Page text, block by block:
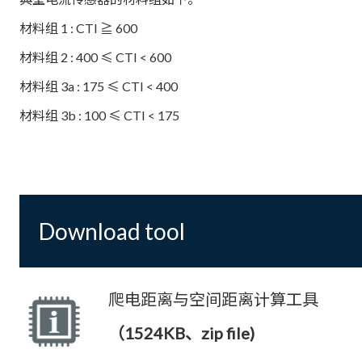
材料组 1 : CTI ≧ 600
材料组 2 : 400 ≤ CTI < 600
材料组 3a : 175 ≤ CTI < 400
材料组 3b : 100 ≤ CTI < 175
Download tool
爬电距离与空间距离计算工具
（1524KB、zip file)